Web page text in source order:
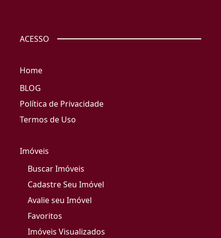
ACESSO
Home
BLOG
Política de Privacidade
Termos de Uso
Imóveis
Buscar Imóveis
Cadastre Seu Imóvel
Avalie seu Imóvel
Favoritos
Imóveis Visualizados